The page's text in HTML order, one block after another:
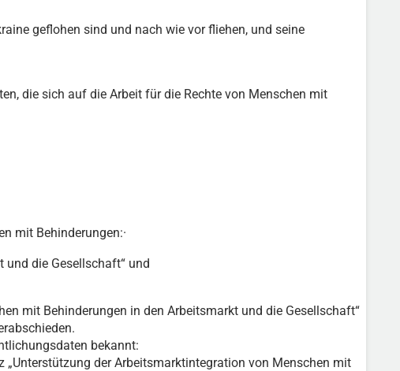
geflohen sind und nach wie vor fliehen, und seine
die sich auf die Arbeit für die Rechte von Menschen mit
mit Behinderungen:·
und die Gesellschaft“ und
mit Behinderungen in den Arbeitsmarkt und die Gesellschaft“
bekannt:
der Arbeitsmarktintegration von Menschen mit